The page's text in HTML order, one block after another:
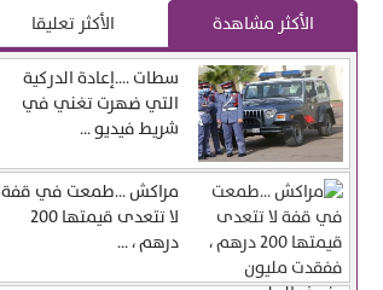
الأكثر مشاهدة
الأكثر تعليقا
سطات ….إعادة الدركية
التي ضهرت تغني في
شريط فيديو ...
مراكش …طمعت في قفة
لا تتعدى قيمتها 200
درهم ، ...